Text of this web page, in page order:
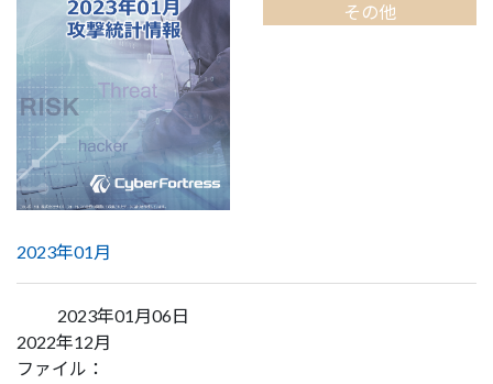
その他
2023年01月
2023年01月06日
2022年12月
ファイル：